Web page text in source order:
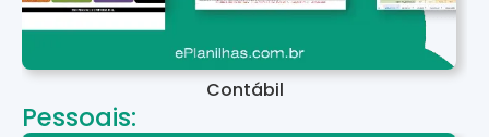
Contábil
Pessoais: